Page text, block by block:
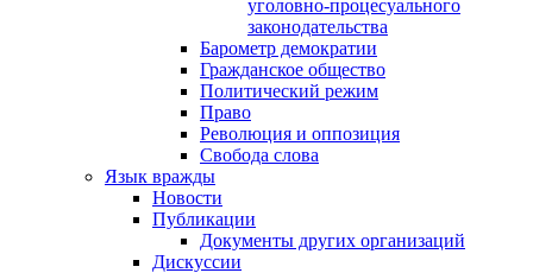
уголовно-процесуального
законодательства
Барометр демократии
Гражданское общество
Политический режим
Право
Революция и оппозиция
Свобода слова
Язык вражды
Новости
Публикации
Документы других организаций
Дискуссии